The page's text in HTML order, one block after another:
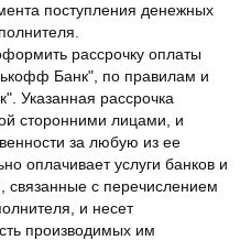
поступления денежных
рассрочку оплаты
Банк", по правилам и
Указанная рассрочка
сторонними лицами, и
за любую из ее
оплачивает услуги банков и
связанные с перечислением
и несет
производимых им